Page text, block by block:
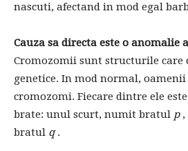
nascuti, afectand in mod egal
Cauza sa directa este o anomalie
Cromozomii sunt structurile
genetice. In mod normal, oamenii
cromozomi. Fiecare dintre ele
brate: unul scurt, numit bratul p,
bratul q.